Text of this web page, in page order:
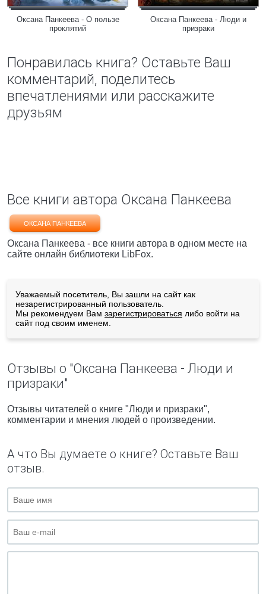
Оксана Панкеева - О пользе
проклятий
Оксана Панкеева - Люди и
призраки
Понравилась книга? Оставьте Ваш
комментарий, поделитесь
впечатлениями или расскажите
друзьям
Все книги автора Оксана Панкеева
ОКСАНА ПАНКЕЕВА
Оксана Панкеева - все книги автора в одном месте на
сайте онлайн библиотеки LibFox.
Уважаемый посетитель, Вы зашли на сайт как
незарегистрированный пользователь.
Мы рекомендуем Вам зарегистрироваться либо войти на
сайт под своим именем.
Отзывы о "Оксана Панкеева - Люди и
призраки"
Отзывы читателей о книге "Люди и призраки",
комментарии и мнения людей о произведении.
А что Вы думаете о книге? Оставьте Ваш
отзыв.